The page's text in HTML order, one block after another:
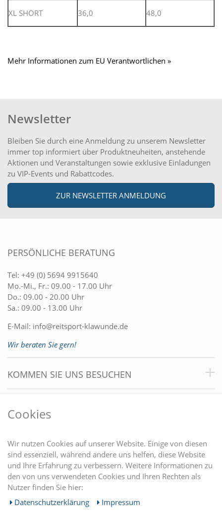
XL SHORT 36,0 48,0
Mehr Informationen zum EU Verantwortlichen »
Newsletter
Bleiben Sie durch eine Anmeldung zu unserem Newsletter
immer top informiert über Produktneuheiten, anstehende
Aktionen und Veranstaltungen sowie exklusive Einladungen
zu VIP-Events und Rabattcodes.
ZUR NEWSLETTER ANMELDUNG
PERSÖNLICHE BERATUNG
Tel: +49 (0) 5694 9915640
Mo.-Mi., Fr.: 09.00 - 17.00 Uhr
Do.: 09.00 - 20.00 Uhr
Sa.: 09.00 - 13.00 Uhr
E-Mail: info@reitsport-klawunde.de
Wir beraten Sie gern!
KOMMEN SIE UNS BESUCHEN
EINKAUFEN
MEIN KONTO
Cookies
Wir nutzen Cookies auf unserer Website. Einige von diesen
sind essenziell, während andere uns helfen, diese Website
und Ihre Erfahrung zu verbessern. Weitere Informationen zu
den von uns verwendeten Cookies und Ihren Rechten als
Nutzer finden Sie hier:
Daten­schutz­erklärung
Impressum